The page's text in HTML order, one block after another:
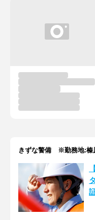
きずな警備 ※勤務地:榛